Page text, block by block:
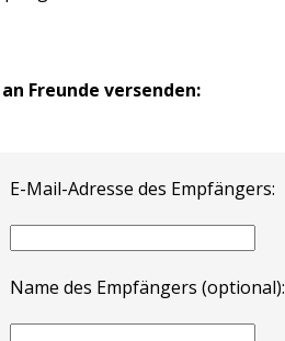
Freunde versenden:
E-Mail-Adresse des Empfängers:
Name des Empfängers (optional):